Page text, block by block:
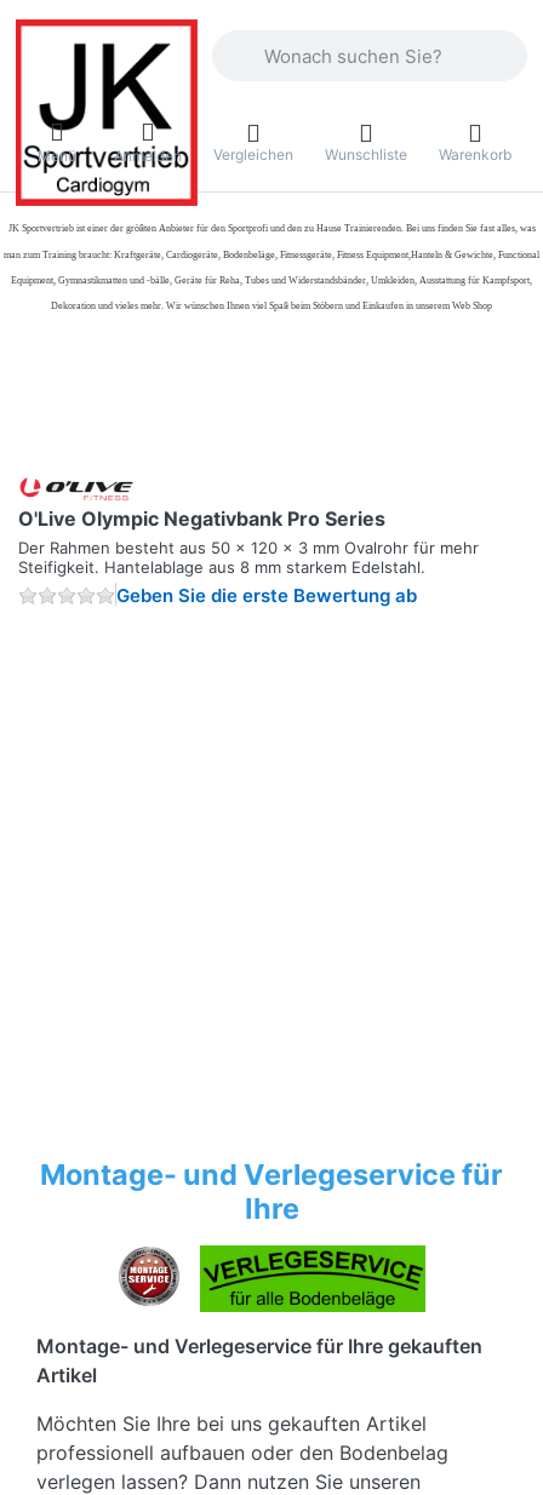
Menü Anmelden Vergleichen Wunschliste Warenkorb
JK Sportvertrieb ist einer der größten Anbieter für den Sportprofi und den zu Hause Trainierenden. Bei uns finden Sie fast alles, was
man zum Training braucht: Kraftgeräte, Cardiogeräte, Bodenbeläge, Fitnessgeräte, Fitness Equipment,Hanteln & Gewichte, Functional
Equipment, Gymnastikmatten und -bälle, Geräte für Reha, Tubes und Widerstandsbänder, Umkleiden, Ausstattung für Kampfsport,
Dekoration und vieles mehr. Wir wünschen Ihnen viel Spaß beim Stöbern und Einkaufen in unserem Web Shop
O'Live Olympic Negativbank Pro Series
Der Rahmen besteht aus 50 x 120 x 3 mm Ovalrohr für mehr
Steifigkeit. Hantelablage aus 8 mm starkem Edelstahl.
Geben Sie die erste Bewertung ab
Montage- und Verlegeservice für
Ihre
Montage- und Verlegeservice für Ihre gekauften
Artikel
Möchten Sie Ihre bei uns gekauften Artikel
professionell aufbauen oder den Bodenbelag
verlegen lassen? Dann nutzen Sie unseren